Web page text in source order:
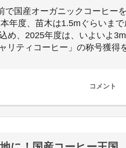
国産オーガニックコーヒー
年度、苗木は1.5mぐらいま
め、2025年度は、いよいよ
ティコーヒー」の称号獲得
コメント